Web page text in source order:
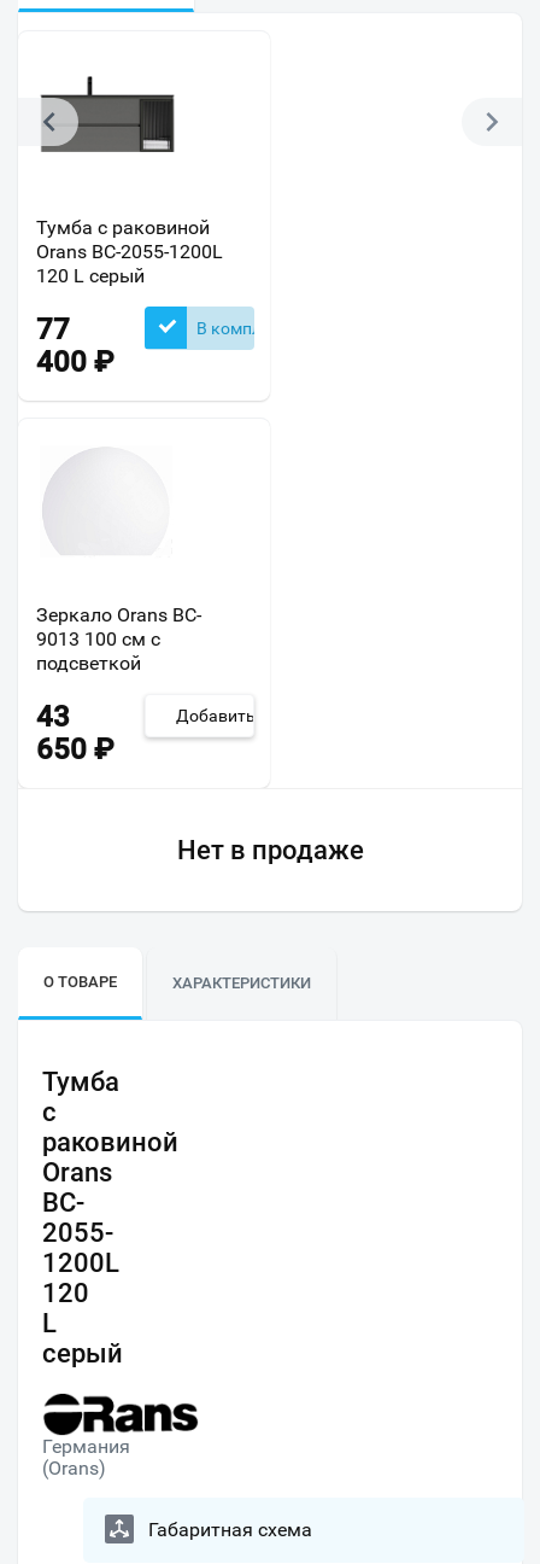
Тумба с раковиной
Orans BC-2055-1200L
120 L серый
77
400 ₽
В комплекте
Зеркало Orans BC-
9013 100 см с
подсветкой
43
650 ₽
Добавить
Нет в продаже
О ТОВАРЕ ХАРАКТЕРИСТИКИ
Тумба
с
раковиной
Orans
BC-
2055-
1200L
120
L
серый
Германия
(Orans)
Габаритная схема